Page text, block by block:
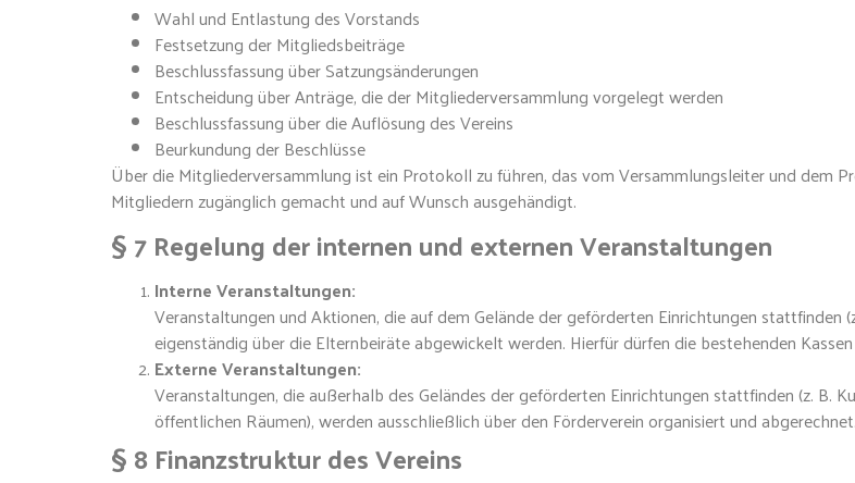
Wahl und Entlastung des Vorstands
Festsetzung der Mitgliedsbeiträge
Beschlussfassung über Satzungsänderungen
Entscheidung über Anträge, die der Mitgliederversammlung vorgelegt werden
Beschlussfassung über die Auflösung des Vereins
Beurkundung der Beschlüsse
Über die Mitgliederversammlung ist ein Protokoll zu führen, das vom Versammlungsleiter und dem
Mitgliedern zugänglich gemacht und auf Wunsch ausgehändigt.
§ 7 Regelung der internen und externen Veranstaltungen
Interne Veranstaltungen:
Veranstaltungen und Aktionen, die auf dem Gelände der geförderten Einrichtungen stattfinden
eigenständig über die Elternbeiräte abgewickelt werden. Hierfür dürfen die bestehenden
Externe Veranstaltungen:
Veranstaltungen, die außerhalb des Geländes der geförderten Einrichtungen stattfinden (z. B.
öffentlichen Räumen), werden ausschließlich über den Förderverein organisiert und abgerechnet.
§ 8 Finanzstruktur des Vereins